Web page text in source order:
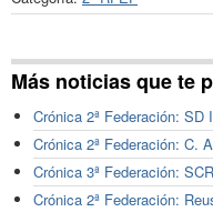
Más noticias que te
Crónica 2ª Federación:
Crónica 2ª Federación: C.
Crónica 3ª Federación:
Crónica 2ª Federación: